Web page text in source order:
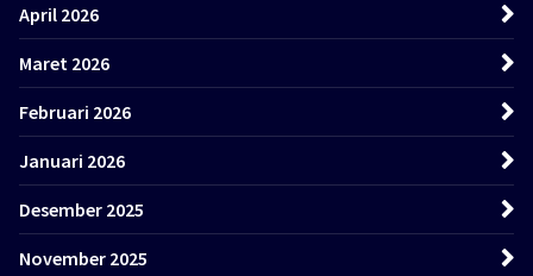
April 2026
Maret 2026
Februari 2026
Januari 2026
Desember 2025
November 2025